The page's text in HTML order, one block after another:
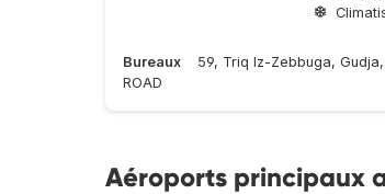
Bureaux
59, Triq Iz-Zebbuga,
ROAD
Aéroports principaux